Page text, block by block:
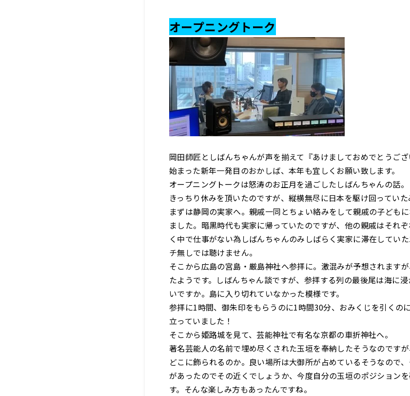
オープニングトーク
岡田師匠としばんちゃんが声を揃えて『あけましておめでとうご
始まった新年一発目のおかしば、本年も宜しくお願い致します。
オープニングトークは怒涛のお正月を過ごしたしばんちゃんの話。
きっちり休みを頂いたのですが、縦横無尽に日本を駆け回っていた
まずは静岡の実家へ。親戚一同とちょい絡みをして親戚の子ども
ました。暗黒時代も実家に帰っていたのですが、他の親戚はそれ
く中で仕事がない為しばんちゃんのみしばらく実家に滞在してい
チ無しでは聴けません。
そこから広島の宮島・厳島神社へ参拝に。激混みが予想されます
たようです。しばんちゃん談ですが、参拝する列の最後尾は海に
いですか。島に入り切れていなかった模様です。
参拝に1時間、御朱印をもらうのに1時間30分、おみくじを引くの
立っていました！
そこから姫路城を見て、芸能神社で有名な京都の車折神社へ。
著名芸能人の名前で埋め尽くされた玉垣を奉納したそうなのです
どこに飾られるのか。良い場所は大御所が占めているそうなので
があったのでその近くでしょうか、今度自分の玉垣のポジション
す。そんな楽しみ方もあったんですね。